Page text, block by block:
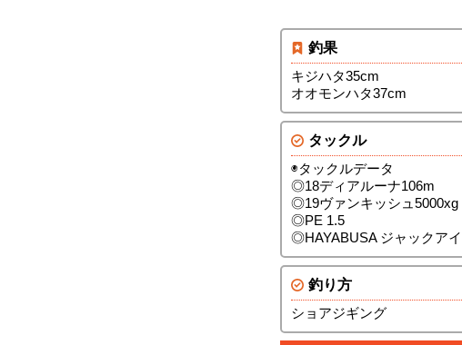
釣果
キジハタ35cm
オオモンハタ37cm
タックル
◉タックルデータ
◎18ディアルーナ106m
◎19ヴァンキッシュ5000xg
◎PE 1.5
◎HAYABUSA ジャックア
釣り方
ショアジギング